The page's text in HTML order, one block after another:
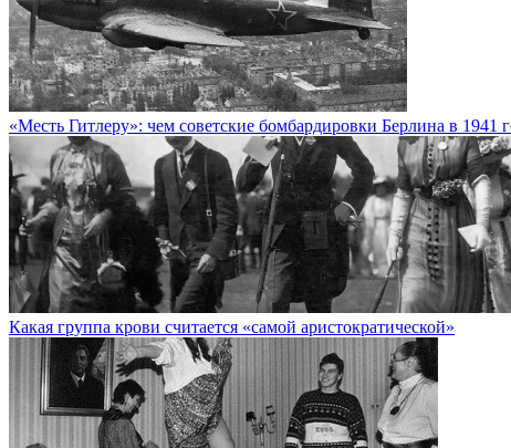
«Месть Гитлеру»: чем советские бомбардировки Берлина в 1941
Какая группа крови считается «самой аристократической»